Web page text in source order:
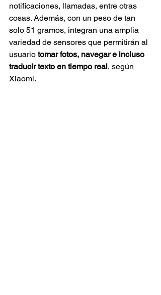
notificaciones, llamadas, entre otras
cosas. Además, con un peso de tan
solo 51 gramos, integran una amplia
variedad de sensores que permitirán al
usuario tomar fotos, navegar e incluso
traducir texto en tiempo real, según
Xiaomi.